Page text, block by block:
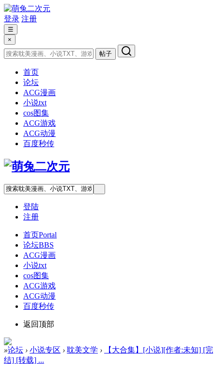
登录 注册
☰
×
帖子
首页
论坛
ACG漫画
小说txt
cos图集
ACG游戏
ACG动漫
百度秒传
登陆
注册
首页Portal
论坛BBS
ACG漫画
小说txt
cos图集
ACG游戏
ACG动漫
百度秒传
返回顶部
»论坛 › 小说专区 › 耽美文学 ›
【大合集】[小说][作者:未知] [完
结] [转载] ...